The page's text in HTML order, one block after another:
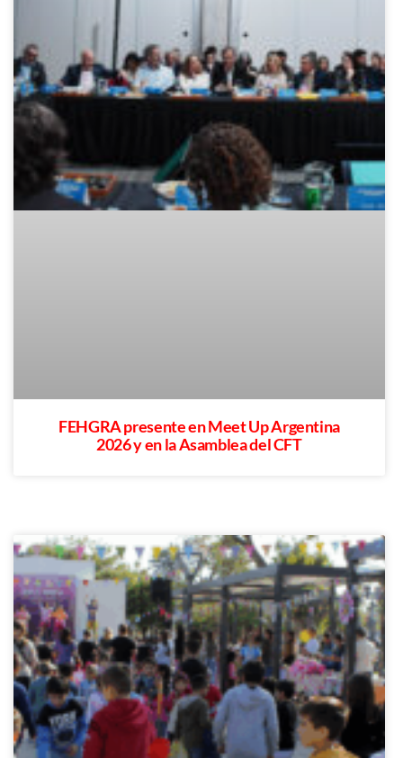
FEHGRA presente en Meet Up Argentina
2026 y en la Asamblea del CFT